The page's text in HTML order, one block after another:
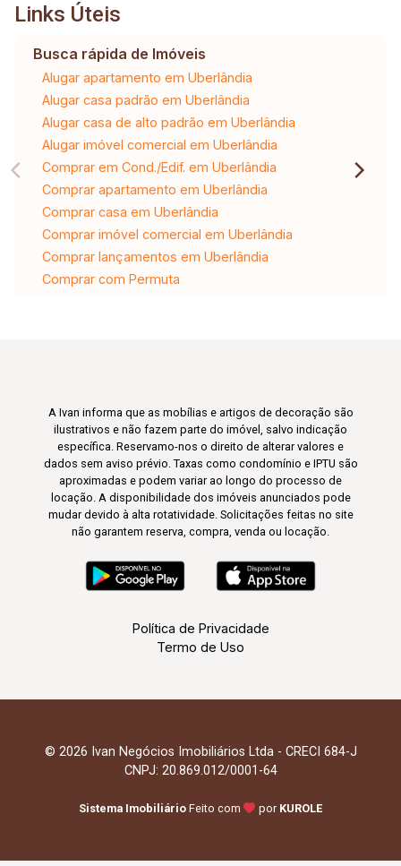
Links Úteis
Busca rápida de Imóveis
Alugar apartamento em Uberlândia
Alugar casa padrão em Uberlândia
Alugar casa de alto padrão em Uberlândia
Alugar imóvel comercial em Uberlândia
Comprar em Cond./Edif. em Uberlândia
Comprar apartamento em Uberlândia
Comprar casa em Uberlândia
Comprar imóvel comercial em Uberlândia
Comprar lançamentos em Uberlândia
Comprar com Permuta
A Ivan informa que as mobílias e artigos de decoração são
ilustrativos e não fazem parte do imóvel, salvo indicação
específica. Reservamo-nos o direito de alterar valores e
dados sem aviso prévio. Taxas como condomínio e IPTU são
aproximadas e podem variar ao longo do processo de
locação. A disponibilidade dos imóveis anunciados pode
mudar devido à alta rotatividade. Solicitações feitas no site
não garantem reserva, compra, venda ou locação.
Política de Privacidade
Termo de Uso
© 2026 Ivan Negócios Imobiliários Ltda - CRECI 684-J
CNPJ: 20.869.012/0001-64
Sistema Imobiliário Feito com por KUROLE